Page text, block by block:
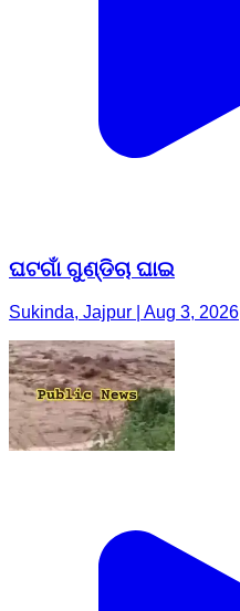
ଘଟଗାଁ ଗୁଣ୍ଡିଚା ଘାଇ
Sukinda, Jajpur | Aug 3, 2026